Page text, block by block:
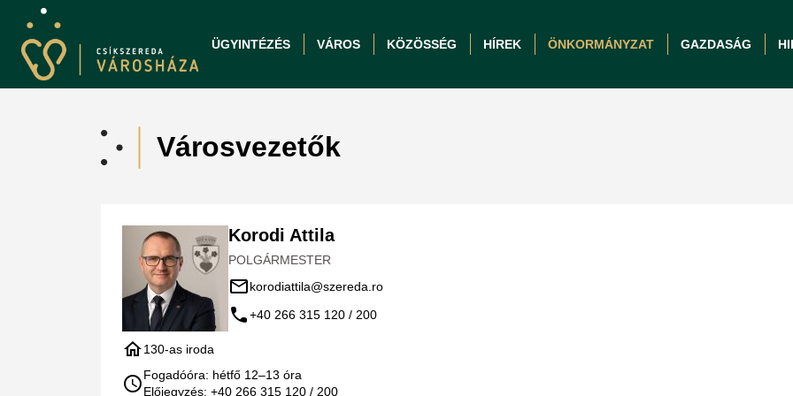
ÜGYINTÉZÉS VÁROS KÖZÖSSÉG HÍREK ÖNKORMÁNYZAT GAZDASÁG
Városvezetők
Korodi Attila
POLGÁRMESTER
mail_outlinekorodiattila@szereda.ro
call+40 266 315 120 / 200
home130-as iroda
scheduleFogadóóra: hétfő 12–13 óra
Előjegyzés: +40 266 315 120 / 200